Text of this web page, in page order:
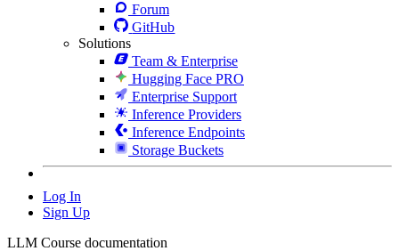
Forum
GitHub
Solutions
Team & Enterprise
Hugging Face PRO
Enterprise Support
Inference Providers
Inference Endpoints
Storage Buckets
Log In
Sign Up
LLM Course documentation